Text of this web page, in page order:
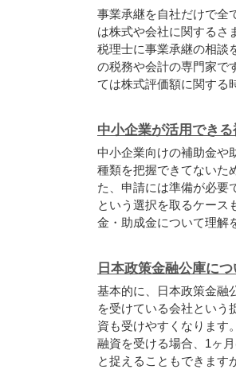
事業承継を自社だけで全
は株式や会社に関するさ
税理士に事業承継の相談
の税務や会計の専門家で
ては株式評価額に関する
中小企業が活用でき
中小企業向けの補助金や
種類を把握できてないた
た、申請には準備が必要
という選択を取るケース
金・助成金について理解
日本政策金融公庫に
基本的に、日本政策金融
を受けている会社という
資も受けやすくなります
融資を受ける場合、1ヶ
と捉えることもできます